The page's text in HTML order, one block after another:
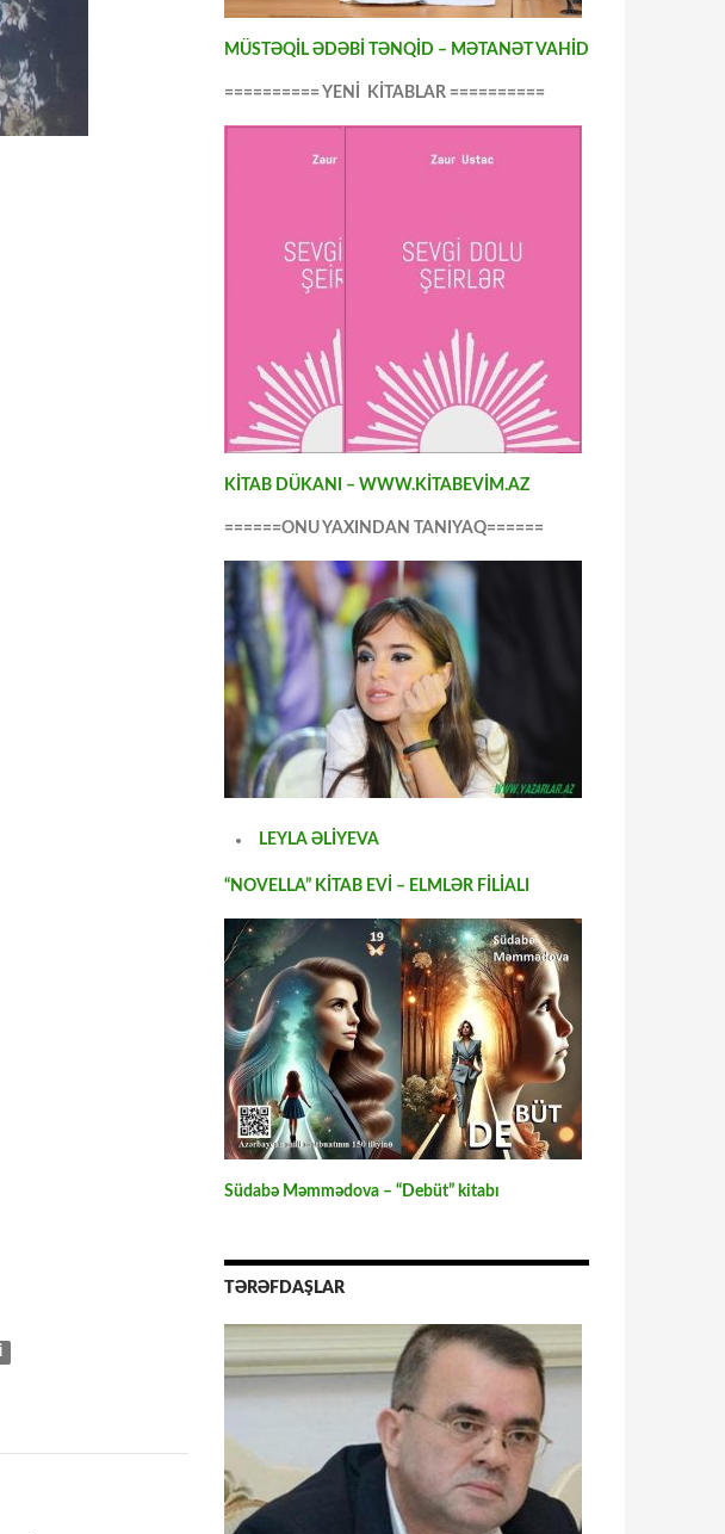
MÜSTƏQİL ƏDƏBİ TƏNQİD – MƏTANƏT VAHİD
========== YENİ KİTABLAR ==========
KİTAB DÜKANI – WWW.KİTABEVİM.AZ
======ONU YAXINDAN TANIYAQ======
LEYLA ƏLİYEVA
“NOVELLA” KİTAB EVİ – ELMLƏR FİLİALI
Südabə Məmmədova – “Debüt” kitabı
TƏRƏFDAŞLAR